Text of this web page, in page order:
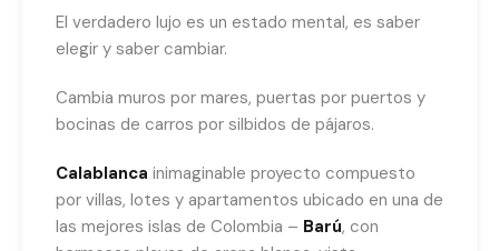
El verdadero lujo es un estado mental, es saber
elegir y saber cambiar.
Cambia muros por mares, puertas por puertos y
bocinas de carros por silbidos de pájaros.
Calablanca inimaginable proyecto compuesto
por villas, lotes y apartamentos ubicado en una de
las mejores islas de Colombia – Barú, con